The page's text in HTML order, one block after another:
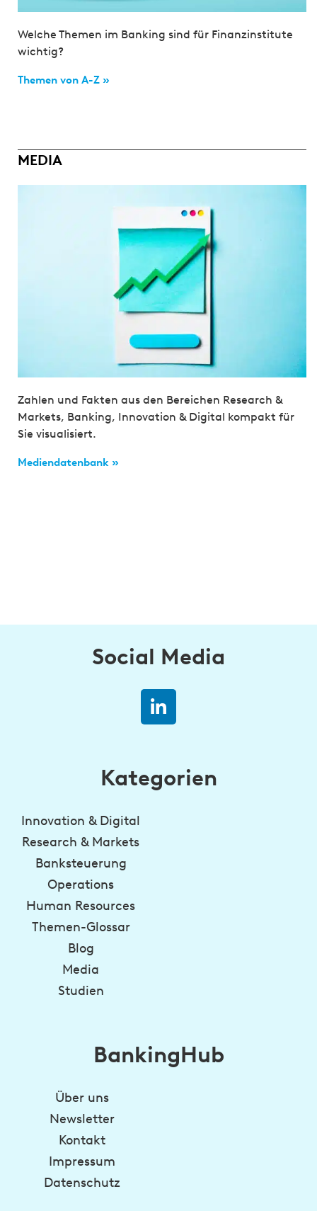
Welche Themen im Banking sind für Finanzinstitute
wichtig?
Themen von A-Z »
MEDIA
Zahlen und Fakten aus den Bereichen Research &
Markets, Banking, Innovation & Digital kompakt für
Sie visualisiert.
Mediendatenbank »
Social Media
Kategorien
Innovation & Digital
Research & Markets
Banksteuerung
Operations
Human Resources
Themen-Glossar
Blog
Media
Studien
BankingHub
Über uns
Newsletter
Kontakt
Impressum
Datenschutz